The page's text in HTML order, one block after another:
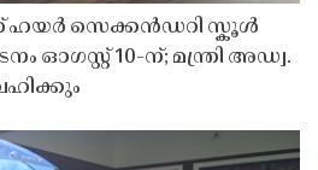
ഹയർ സെക്കൻഡറി സ്കൂൾ
ഓഗസ്റ്റ് 10-ന്; മന്ത്രി അഡ്വ.